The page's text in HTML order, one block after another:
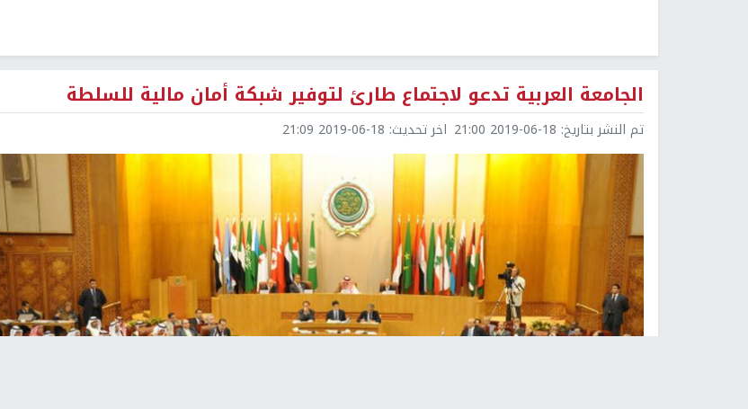
الجامعة العربية تدعو لاجتماع طارئ لتوفير شبكة أمان مالية للسلطة
تم النشر بتاريخ: 2019-06-18 21:00 اخر تحديث: 2019-06-18 21:09